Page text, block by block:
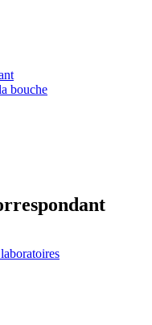
bouche